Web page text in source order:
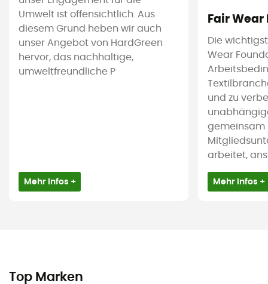
Umwelt ist offensichtlich. Aus
diesem Grund heben wir auch
unser Angebot von HardGreen
hervor, das nachhaltige,
umweltfreundliche P
Mehr Infos +
Fair
Die
Wear
und zu
gemeinsam
arbeitet,
Mehr Infos +
Top Marken